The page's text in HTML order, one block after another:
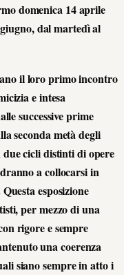
domenica 14 aprile
dal martedì al
il loro primo incontro
e intesa
successive prime
seconda metà degli
cicli distinti di opere
a collocarsi in
esposizione
per mezzo di una
rigore e sempre
una coerenza
siano sempre in atto i